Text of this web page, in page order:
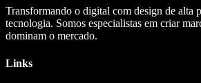
Transformando o digital com design de alta
tecnologia. Somos especialistas em criar
dominam o mercado.
Links